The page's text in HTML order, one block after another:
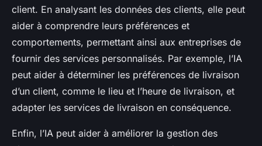
client. En analysant les données des clients, elle peut
aider à comprendre leurs préférences et
comportements, permettant ainsi aux entreprises de
fournir des services personnalisés. Par exemple, l’IA
peut aider à déterminer les préférences de livraison
d’un client, comme le lieu et l’heure de livraison, et
adapter les services de livraison en conséquence.
Enfin, l’IA peut aider à améliorer la gestion des